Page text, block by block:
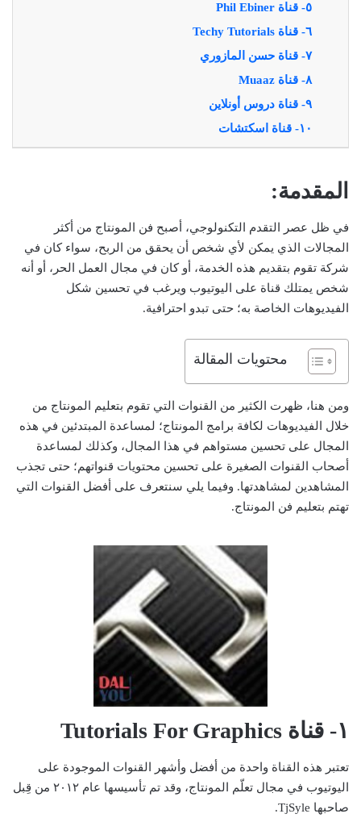
٥- قناة Phil Ebiner
٦- قناة Techy Tutorials
٧- قناة حسن المازوري
٨- قناة Muaaz
٩- قناة دروس أونلاين
١٠- قناة اسكتشات
المقدمة:
في ظل عصر التقدم التكنولوجي، أصبح فن المونتاج من أكثر
المجالات الذي يمكن لأي شخص أن يحقق من الربح، سواء كان في
شركة تقوم بتقديم هذه الخدمة، أو كان في مجال العمل الحر، أو أنه
شخص يمتلك قناة على اليوتيوب ويرغب في تحسين شكل
الفيديوهات الخاصة به؛ حتى تبدو احترافية.
محتويات المقالة
ومن هنا، ظهرت الكثير من القنوات التي تقوم بتعليم المونتاج من
خلال الفيديوهات لكافة برامج المونتاج؛ لمساعدة المبتدئين في هذه
المجال على تحسين مستواهم في هذا المجال، وكذلك لمساعدة
أصحاب القنوات الصغيرة على تحسين محتويات قنواتهم؛ حتى تجذب
المشاهدين لمشاهدتها. وفيما يلي سنتعرف على أفضل القنوات التي
تهتم بتعليم فن المونتاج.
١- قناة Tutorials For Graphics
تعتبر هذه القناة واحدة من أفضل وأشهر القنوات الموجودة على
اليوتيوب في مجال تعلّم المونتاج، وقد تم تأسيسها عام ٢٠١٢ من قِبل
صاحبها TjSyle.